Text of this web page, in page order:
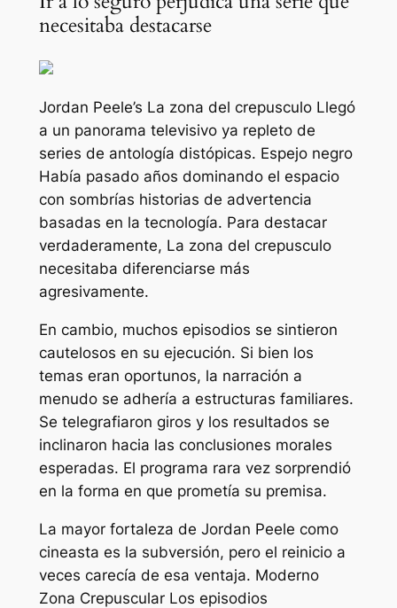
necesitaba destacarse
Jordan Peele’s La zona del crepusculoLlegó
a un panorama televisivo ya repleto de
series de antología distópicas. Espejo negro
Había pasado años dominando el espacio
con sombrías historias de advertencia
basadas en la tecnología. Para destacar
verdaderamente, La zona del crepusculo
necesitaba diferenciarse más
agresivamente.
En cambio, muchos episodios se sintieron
cautelosos en su ejecución. Si bien los
temas eran oportunos, la narración a
menudo se adhería a estructuras familiares.
Se telegrafiaron giros y los resultados se
inclinaron hacia las conclusiones morales
esperadas. El programa rara vez sorprendió
en la forma en que prometía su premisa.
La mayor fortaleza de Jordan Peele como
cineasta es la subversión, pero el reinicio a
veces carecía de esa ventaja. Moderno
Zona CrepuscularLos episodios